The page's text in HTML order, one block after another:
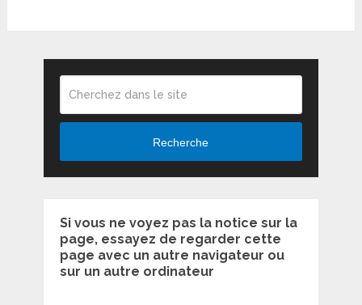
Recherche
Si vous ne voyez pas la notice sur la
page, essayez de regarder cette
page avec un autre navigateur ou
sur un autre ordinateur